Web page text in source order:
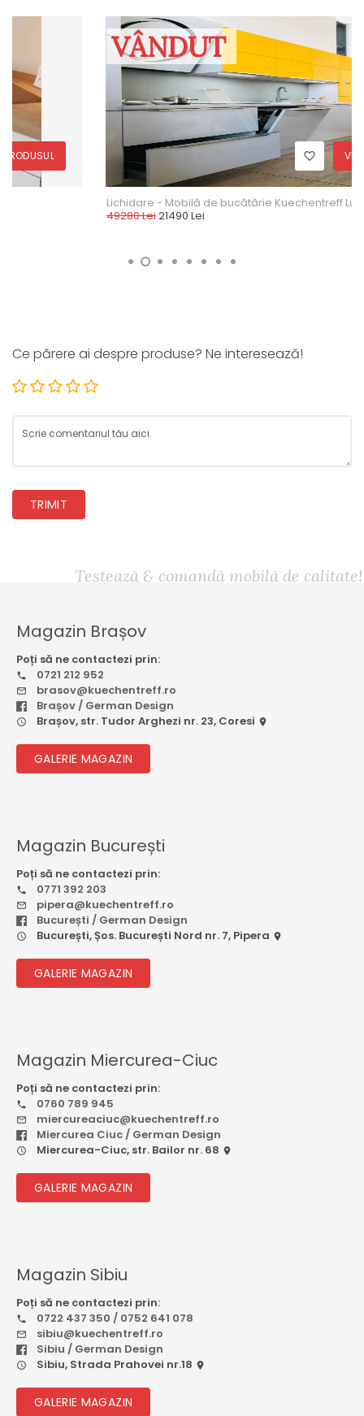
VÂNDUT
VEZI PRODUSUL
Lichidare - Mobilă de bucătărie Kuechentreff Lux - Satin gri
21490 Lei
Ce părere ai despre produse? Ne interesează!
TRIMIT
Testează & comandă mobilă de calitate!
Magazin Brașov
Poți să ne contactezi prin:
0721 212 952
brasov@kuechentreff.ro
Brașov / German Design
Brașov, str. Tudor Arghezi nr. 23, Coresi
GALERIE MAGAZIN
Magazin București
Poți să ne contactezi prin:
0771 392 203
pipera@kuechentreff.ro
București / German Design
București, Șos. București Nord nr. 7, Pipera
GALERIE MAGAZIN
Magazin Miercurea-Ciuc
Poți să ne contactezi prin:
0760 789 945
miercureaciuc@kuechentreff.ro
Miercurea Ciuc / German Design
Miercurea-Ciuc, str. Bailor nr. 68
GALERIE MAGAZIN
Magazin Sibiu
Poți să ne contactezi prin:
0722 437 350 / 0752 641 078
sibiu@kuechentreff.ro
Sibiu / German Design
Sibiu, Strada Prahovei nr.18
GALERIE MAGAZIN